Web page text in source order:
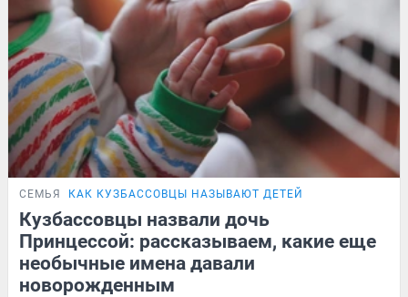
СЕМЬЯ КАК КУЗБАССОВЦЫ НАЗЫВАЮТ ДЕТЕЙ
Кузбассовцы назвали дочь
Принцессой: рассказываем, какие еще
необычные имена давали
новорожденным